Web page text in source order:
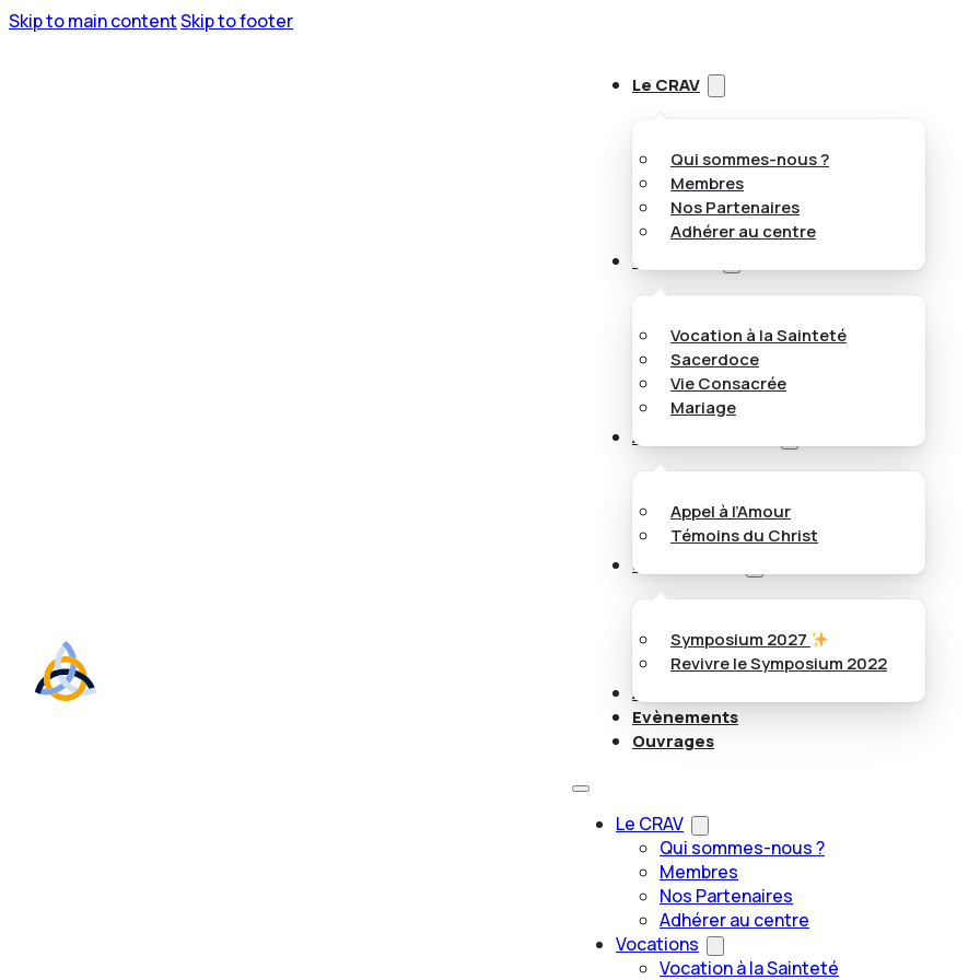
Skip to main contentSkip to footer
Le CRAV
Qui sommes-nous ?
Membres
Nos Partenaires
Adhérer au centre
Vocations
Vocation à la Sainteté
Sacerdoce
Vie Consacrée
Mariage
Appel aux jeunes
Appel à l’Amour
Témoins du Christ
Symposiums
Symposium 2027
Revivre le Symposium 2022
Articles
Evènements
Ouvrages
Le CRAV
Qui sommes-nous ?
Membres
Nos Partenaires
Adhérer au centre
Vocations
Vocation à la Sainteté